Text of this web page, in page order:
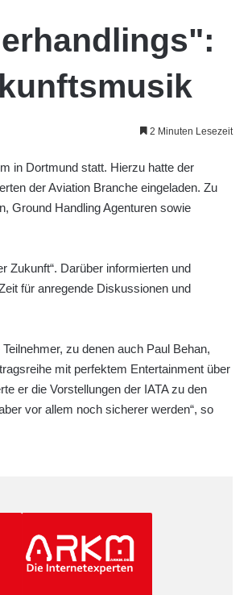
2 Minuten Lesezeit
in Dortmund statt. Hierzu hatte der
der Aviation Branche eingeladen. Zu
Ground Handling Agenturen sowie
Zukunft“. Darüber informierten und
für anregende Diskussionen und
zu denen auch Paul Behan,
mit perfektem Entertainment über
er die Vorstellungen der IATA zu den
vor allem noch sicherer werden“, so